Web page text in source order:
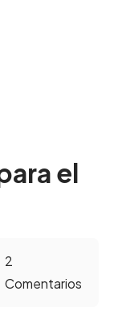
el
2
Comentarios